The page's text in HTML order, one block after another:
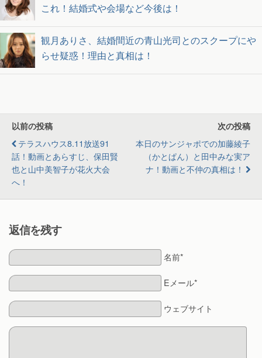
これ！結婚式や会場など今後は！
観月ありさ、結婚間近の青山光司とのスクープにや
らせ疑惑！理由と真相は！
以前の投稿
テラスハウス8.11放送91
話！動画とあらすじ、保田賢
也と山中美智子が花火大会
へ！
次の投稿
本日のサンジャポでの加藤綾子
（かとぱん）と田中みな実ア
ナ！動画と不仲の真相は！
返信を残す
名前*
Eメール*
ウェブサイト